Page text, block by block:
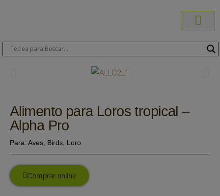
Alimento para Loros tropical –
Alpha Pro
Para: Aves Birds Loro
Comprar online